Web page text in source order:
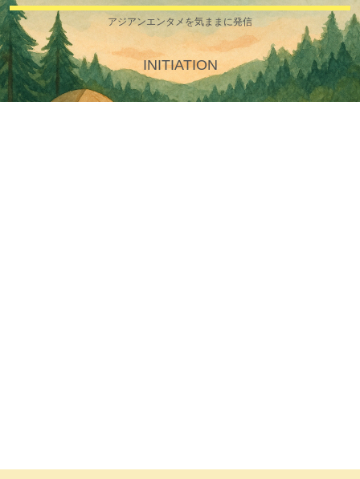
アジアンエンタメを気ままに発信
INITIATION